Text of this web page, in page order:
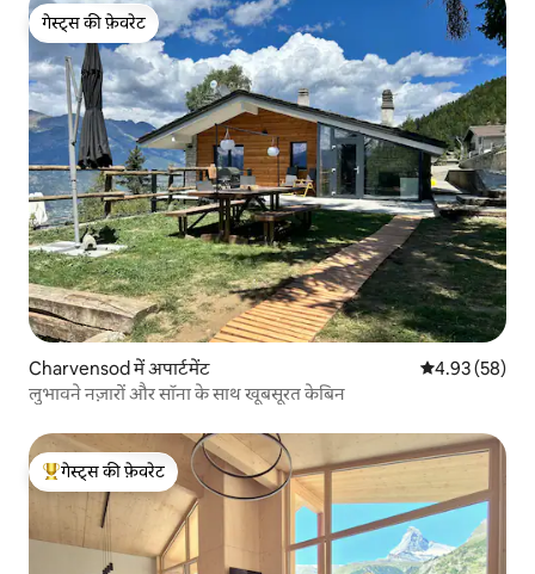
गेस्ट्स की फ़ेवरेट
गेस्ट्स की फ़ेवरेट
Charvensod में अपार्टमेंट औसत रेटिंग 5 में
4.93 (58)
लुभावने नज़ारों और सॉना के साथ खूबसूरत केबिन
गेस्ट्स का टॉप फ़ेवरेट
गेस्ट्स की फ़ेवरेट